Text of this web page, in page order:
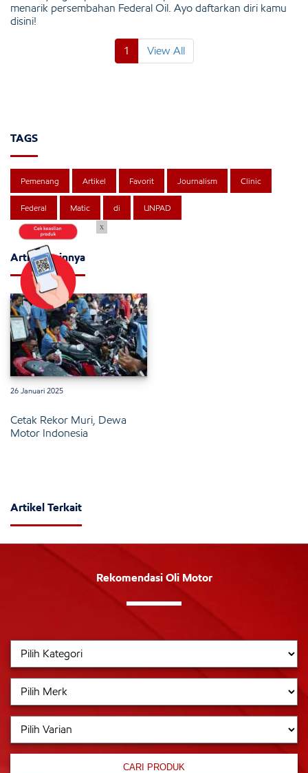
menarik persembahan Federal Oil. Ayo daftarkan diri kamu
disini!
1 View All
TAGS
Pemenang Artikel Favorit Journalism Clinic
Federal Matic di UNPAD
Artikel Lainnya
26 Januari 2025
Cetak Rekor Muri, Dewa
Motor Indonesia
Artikel Terkait
Rekomendasi Oli Motor
CARI PRODUK
x